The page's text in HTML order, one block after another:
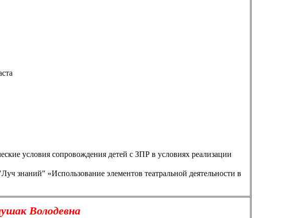
условия сопровождения детей с ЗПР в условиях реализации
«Использование элементов театральной деятельности в
Володевна